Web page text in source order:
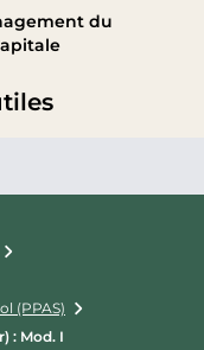
du
(PPAS)
: Mod. I